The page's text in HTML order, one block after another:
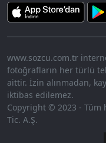
www.sozcu.com.tr
fotoğrafların her türlü
aittir. İzin alınmadan,
iktibas edilemez.
Copyright © 2023 - Tüm
Tic. A.Ş.